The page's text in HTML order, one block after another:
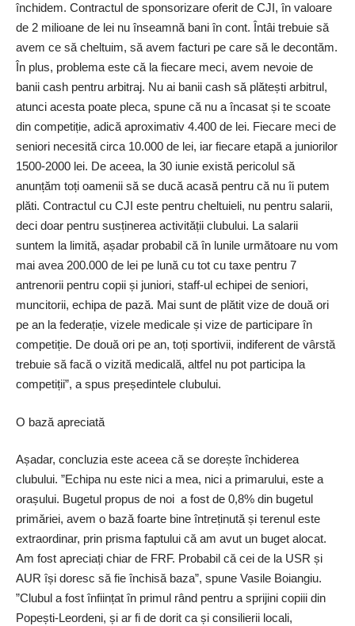
închidem. Contractul de sponsorizare oferit de CJI, în valoare
de 2 milioane de lei nu înseamnă bani în cont. Întâi trebuie să
avem ce să cheltuim, să avem facturi pe care să le decontăm.
În plus, problema este că la fiecare meci, avem nevoie de
banii cash pentru arbitraj. Nu ai banii cash să plătești arbitrul,
atunci acesta poate pleca, spune că nu a încasat și te scoate
din competiție, adică aproximativ 4.400 de lei. Fiecare meci de
seniori necesită circa 10.000 de lei, iar fiecare etapă a juniorilor
1500-2000 lei. De aceea, la 30 iunie există pericolul să
anunțăm toți oamenii să se ducă acasă pentru că nu îi putem
plăti. Contractul cu CJI este pentru cheltuieli, nu pentru salarii,
deci doar pentru susținerea activității clubului. La salarii
suntem la limită, așadar probabil că în lunile următoare nu vom
mai avea 200.000 de lei pe lună cu tot cu taxe pentru 7
antrenorii pentru copii și juniori, staff-ul echipei de seniori,
muncitorii, echipa de pază. Mai sunt de plătit vize de două ori
pe an la federație, vizele medicale și vize de participare în
competiție. De două ori pe an, toți sportivii, indiferent de vârstă
trebuie să facă o vizită medicală, altfel nu pot participa la
competiții”, a spus președintele clubului.
O bază apreciată
Așadar, concluzia este aceea că se dorește închiderea
clubului. ”Echipa nu este nici a mea, nici a primarului, este a
orașului. Bugetul propus de noi a fost de 0,8% din bugetul
primăriei, avem o bază foarte bine întreținută și terenul este
extraordinar, prin prisma faptului că am avut un buget alocat.
Am fost apreciați chiar de FRF. Probabil că cei de la USR și
AUR își doresc să fie închisă baza”, spune Vasile Boiangiu.
”Clubul a fost înființat în primul rând pentru a sprijini copiii din
Popești-Leordeni, și ar fi de dorit ca și consilierii locali,